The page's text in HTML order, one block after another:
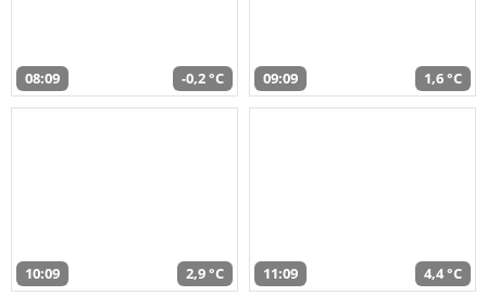
08:09 -0,2 °C 09:09 1,6 °C
10:09 2,9 °C 11:09 4,4 °C